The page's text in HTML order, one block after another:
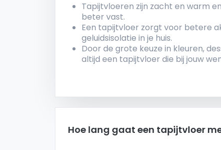
Tapijtvloeren zijn zacht en warm
beter vast.
Een tapijtvloer zorgt voor betere
geluidsisolatie in je huis.
Door de grote keuze in kleuren,
altijd een tapijtvloer die bij jouw
Hoe lang gaat een tapijtvloer